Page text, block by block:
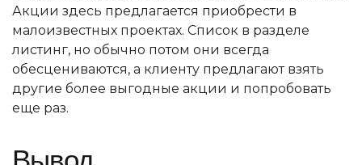
Акции здесь предлагается приобрести в
малоизвестных проектах. Список в разделе
листинг, но обычно потом они всегда
обесцениваются, а клиенту предлагают взять
другие более выгодные акции и попробовать
еще раз.